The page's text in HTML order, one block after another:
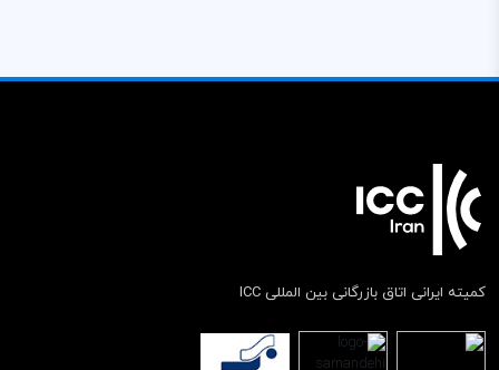
کمیته ایرانی اتاق بازرگانی بین المللی ICC